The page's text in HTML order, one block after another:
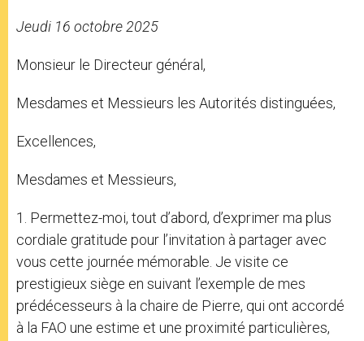
Jeudi 16 octobre 2025
Monsieur le Directeur général,
Mesdames et Messieurs les Autorités distinguées,
Excellences,
Mesdames et Messieurs,
1. Permettez-moi, tout d’abord, d’exprimer ma plus
cordiale gratitude pour l’invitation à partager avec
vous cette journée mémorable. Je visite ce
prestigieux siège en suivant l’exemple de mes
prédécesseurs à la chaire de Pierre, qui ont accordé
à la FAO une estime et une proximité particulières,